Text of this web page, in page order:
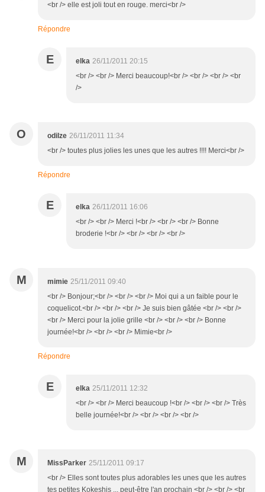
<br /> elle est joli tout en rouge. merci<br />
Répondre
E elka 26/11/2011 20:15
<br /> <br /> Merci beaucoup!<br /> <br /> <br /> <br
/>
O odilze 26/11/2011 11:34
<br /> toutes plus jolies les unes que les autres !!!! Merci<br />
Répondre
E elka 26/11/2011 16:06
<br /> <br /> Merci !<br /> <br /> <br /> Bonne
broderie !<br /> <br /> <br /> <br />
M mimie 25/11/2011 09:40
<br /> Bonjour;<br /> <br /> <br /> Moi qui a un faible pour le
coquelicot.<br /> <br /> <br /> Je suis bien gâtée <br /> <br />
<br /> Merci pour la jolie grille <br /> <br /> <br /> Bonne
journée!<br /> <br /> <br /> Mimie<br />
Répondre
E elka 25/11/2011 12:32
<br /> <br /> Merci beaucoup !<br /> <br /> <br /> Très
belle journée!<br /> <br /> <br /> <br />
M MissParker 25/11/2011 09:17
<br /> Elles sont toutes plus adorables les unes que les autres
tes petites Kokeshis ... peut-être l'an prochain <br /> <br /> <br